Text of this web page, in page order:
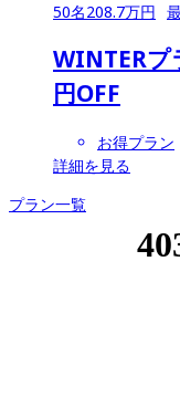
50名208.7万円
WINTER
円OFF
お得プラン
詳細を見る
プラン一覧